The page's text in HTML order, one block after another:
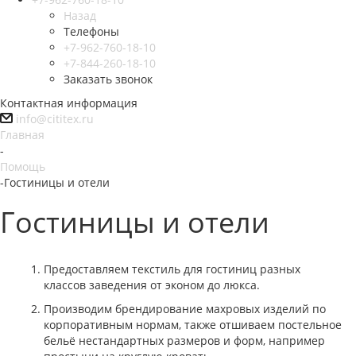
Назад
Телефоны
+7-962-760-18-10
+7-844-260-18-10
Заказать звонок
Контактная информация
info@cititex.ru
Главная
-
Помощь
-Гостиницы и отели
Гостиницы и отели
Предоставляем текстиль для гостиниц разных
классов заведения от эконом до люкса.
Производим брендирование махровых изделий по
корпоративным нормам, также отшиваем постельное
бельё нестандартных размеров и форм, например